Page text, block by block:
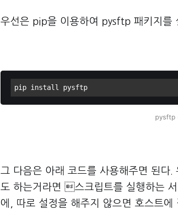
우선은 pip을 이용하여 pysftp 패키지를
pip install pysftp
pysftp
그 다음은 아래 코드를 사용해주면 된다.
도 하는거라면 스크립트를 실행하는
에, 따로 설정을 해주지 않으면 호스트에